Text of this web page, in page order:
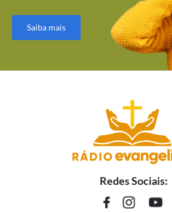
Saiba mais
Redes Sociais: